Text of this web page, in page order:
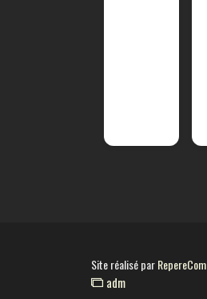
Site réalisé parRepereCom
adm